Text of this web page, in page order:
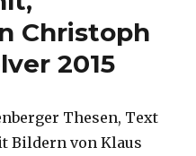
Christoph
2015
Thesen, Text
Bildern von Klaus